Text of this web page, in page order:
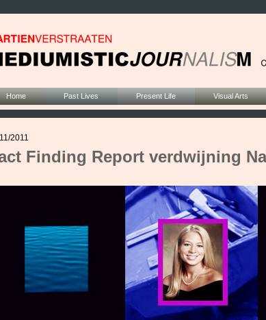
Home Past Lives Present Life Visual Arts
2011
Finding Report verdwijning